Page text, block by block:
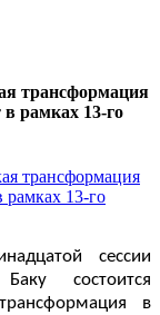
трансформация
в рамках 13-го
сессии
состоится
в